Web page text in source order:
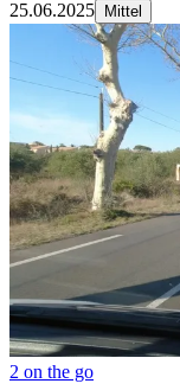
25.06.2025 Mittel
2 on the go